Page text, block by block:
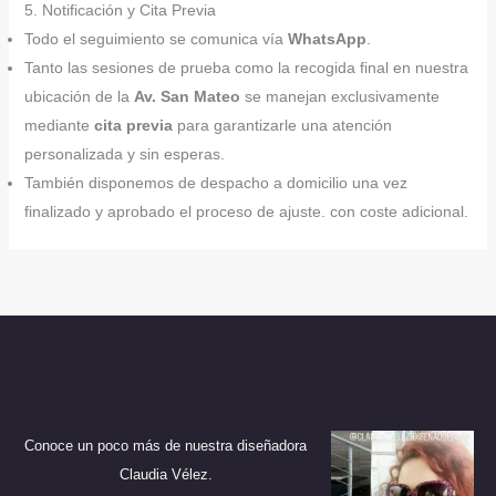
5. Notificación y Cita Previa
Todo el seguimiento se comunica vía WhatsApp
Tanto las sesiones de prueba como la recogida final en nuestra
ubicación de la Av. San Mateo se manejan exclusivamente
mediante cita previapara garantizarle una atención
personalizada y sin esperas.
También disponemos de despacho a domicilio una vez
finalizado y aprobado el proceso de ajuste. con coste adicional.
Conoce un poco más de nuestra diseñadora
Claudia Vélez.